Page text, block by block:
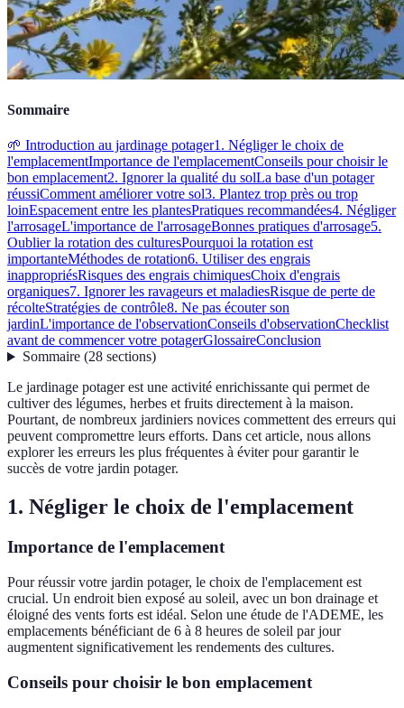
Sommaire
🌱 Introduction au jardinage potager1. Négliger le choix de
l'emplacementImportance de l'emplacementConseils pour choisir le
bon emplacement2. Ignorer la qualité du solLa base d'un potager
réussiComment améliorer votre sol3. Plantez trop près ou trop
loinEspacement entre les plantesPratiques recommandées4. Négliger
l'arrosageL'importance de l'arrosageBonnes pratiques d'arrosage5.
Oublier la rotation des culturesPourquoi la rotation est
importanteMéthodes de rotation6. Utiliser des engrais
inappropriésRisques des engrais chimiquesChoix d'engrais
organiques7. Ignorer les ravageurs et maladiesRisque de perte de
récolteStratégies de contrôle8. Ne pas écouter son
jardinL'importance de l'observationConseils d'observationChecklist
avant de commencer votre potagerGlossaireConclusion
Sommaire(28 sections)
Le jardinage potager est une activité enrichissante qui permet de
cultiver des légumes, herbes et fruits directement à la maison.
Pourtant, de nombreux jardiniers novices commettent des erreurs qui
peuvent compromettre leurs efforts. Dans cet article, nous allons
explorer les erreurs les plus fréquentes à éviter pour garantir le
succès de votre jardin potager.
1. Négliger le choix de l'emplacement
Importance de l'emplacement
Pour réussir votre jardin potager, le choix de l'emplacement est
crucial. Un endroit bien exposé au soleil, avec un bon drainage et
éloigné des vents forts est idéal. Selon une étude de l'ADEME, les
emplacements bénéficiant de 6 à 8 heures de soleil par jour
augmentent significativement les rendements des cultures.
Conseils pour choisir le bon emplacement